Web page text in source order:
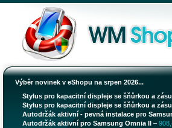
Výběr novinek v eShopu na srpen 2026...
Stylus pro kapacitní displeje se šňůrkou a
Stylus pro kapacitní displeje se šňůrkou a
Autodržák aktivní - pevná instalace pro
Autodržák aktivní pro Samsung Omnia II –